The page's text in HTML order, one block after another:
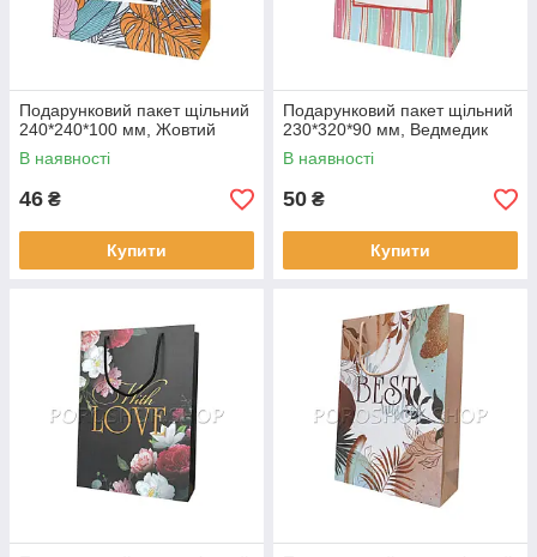
Подарунковий пакет щільний
240*240*100 мм, Жовтий
В наявності
46 ₴
Купити
Подарунковий пакет щільний
230*320*90 мм, Ведмедик
В наявності
50 ₴
Купити